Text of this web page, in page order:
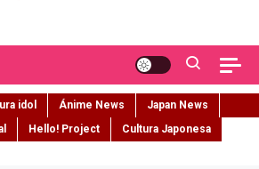
idol Ánime News
Japan News
Hello! Project
Cultura Japonesa